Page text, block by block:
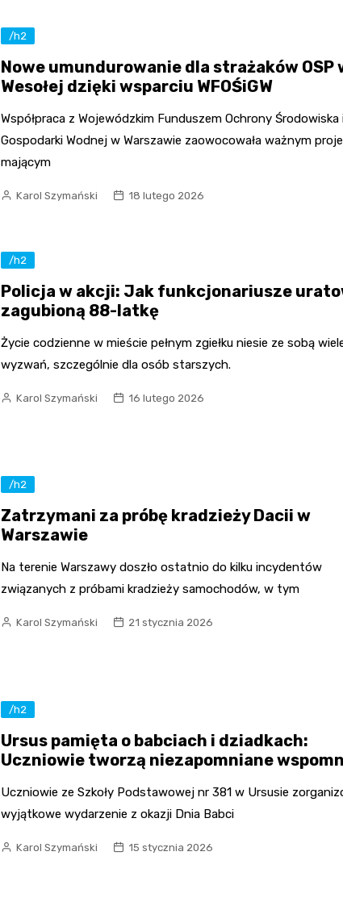
/h2
Nowe umundurowanie dla strażaków OSP
Wesołej dzięki wsparciu WFOŚiGW
Współpraca z Wojewódzkim Funduszem Ochrony Środowiska
Gospodarki Wodnej w Warszawie zaowocowała ważnym
mającym
Karol Szymański 18 lutego 2026
/h2
Policja w akcji: Jak funkcjonariusze
zagubioną 88-latkę
Życie codzienne w mieście pełnym zgiełku niesie ze sobą
wyzwań, szczególnie dla osób starszych.
Karol Szymański 16 lutego 2026
/h2
Zatrzymani za próbę kradzieży Dacii w
Warszawie
Na terenie Warszawy doszło ostatnio do kilku incydentów
związanych z próbami kradzieży samochodów, w tym
Karol Szymański 21 stycznia 2026
/h2
Ursus pamięta o babciach i dziadkach:
Uczniowie tworzą niezapomniane
Uczniowie ze Szkoły Podstawowej nr 381 w Ursusie
wyjątkowe wydarzenie z okazji Dnia Babci
Karol Szymański 15 stycznia 2026